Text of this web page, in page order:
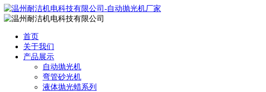
首页
关于我们
产品展示
自动抛光机
弯管砂光机
液体抛光蜡系列